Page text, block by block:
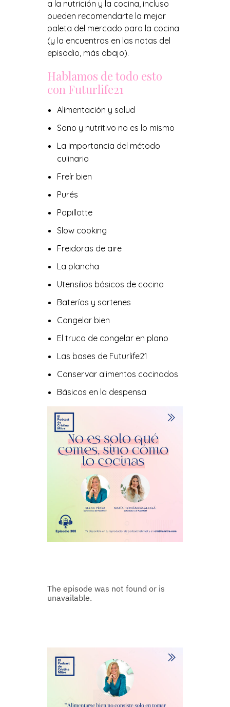
a la nutrición y la cocina, incluso
pueden recomendarte la mejor
paleta del mercado para la cocina
(y la encuentras en las notas del
episodio, más abajo).
Hablamos de todo esto
con Futurlife21
Alimentación y salud
Sano y nutritivo no es lo mismo
La importancia del método
culinario
Freír bien
Purés
Papillotte
Slow cooking
Freidoras de aire
La plancha
Utensilios básicos de cocina
Baterías y sartenes
Congelar bien
El truco de congelar en plano
Las bases de Futurlife21
Conservar alimentos cocinados
Básicos en la despensa